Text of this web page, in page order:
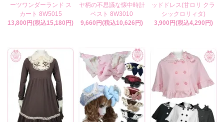
ーツワンダーランド ス
カート 8W5015
13,800円(税込15,180円)
ヤ柄の不思議な懐中時計
ベスト 8W3010
9,660円(税込10,626円)
ッドドレス(甘ロリ クラ
シックロリィタ)
3,900円(税込4,290円)